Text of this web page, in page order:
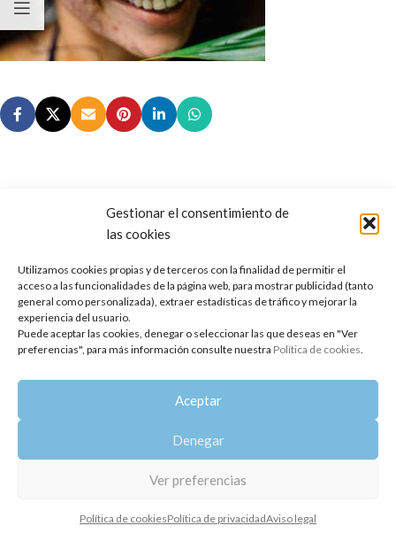
Gestionar el consentimiento de
las cookies
Utilizamos cookies propias y de terceros con la finalidad de permitir el
acceso a las funcionalidades de la página web, para mostrar publicidad (tanto
general como personalizada), extraer estadísticas de tráfico y mejorar la
experiencia del usuario.
Puede aceptar las cookies, denegar o seleccionar las que deseas en "Ver
preferencias", para más información consulte nuestra Política de cookies.
Aceptar
Denegar
Ver preferencias
Política de cookiesPolítica de privacidadAviso legal
Copyright 2014-2025
Política de privacidad Aviso legal | Política de cookies